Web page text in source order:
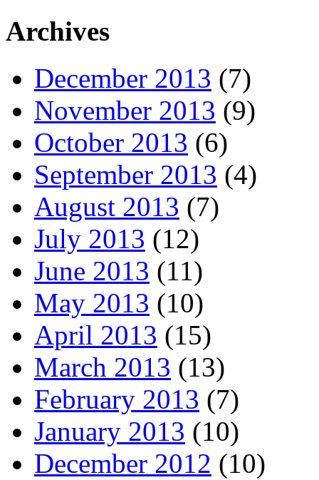
Archives
December 2013 (7)
November 2013 (9)
October 2013 (6)
September 2013 (4)
August 2013 (7)
July 2013 (12)
June 2013 (11)
May 2013 (10)
April 2013 (15)
March 2013 (13)
February 2013 (7)
January 2013 (10)
December 2012 (10)